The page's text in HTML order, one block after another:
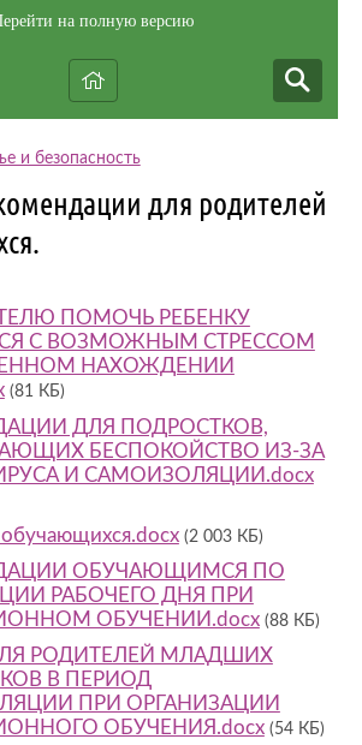
на полную версию
и безопасность
для родителей
ПОМОЧЬ РЕБЕНКУ
С ВОЗМОЖНЫМ СТРЕССОМ
НАХОЖДЕНИИ
(81 КБ)
ДЛЯ ПОДРОСТКОВ,
БЕСПОКОЙСТВО ИЗ-ЗА
И САМОИЗОЛЯЦИИ.docx
(2 003 КБ)
ОБУЧАЮЩИМСЯ ПО
РАБОЧЕГО ДНЯ ПРИ
ОБУЧЕНИИ.docx (88 КБ)
РОДИТЕЛЕЙ МЛАДШИХ
В ПЕРИОД
ПРИ ОРГАНИЗАЦИИ
ОБУЧЕНИЯ.docx (54 КБ)